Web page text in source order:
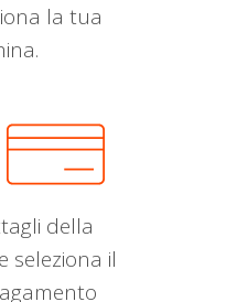
la tua
della
seleziona il